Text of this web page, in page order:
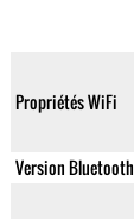
Propriétés WiFi
Version Bluetooth